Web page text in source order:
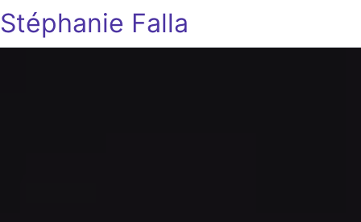
Stéphanie Falla